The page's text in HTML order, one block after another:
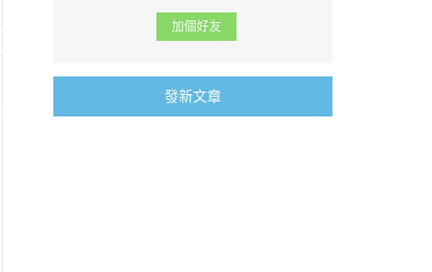
加個好友
發新文章